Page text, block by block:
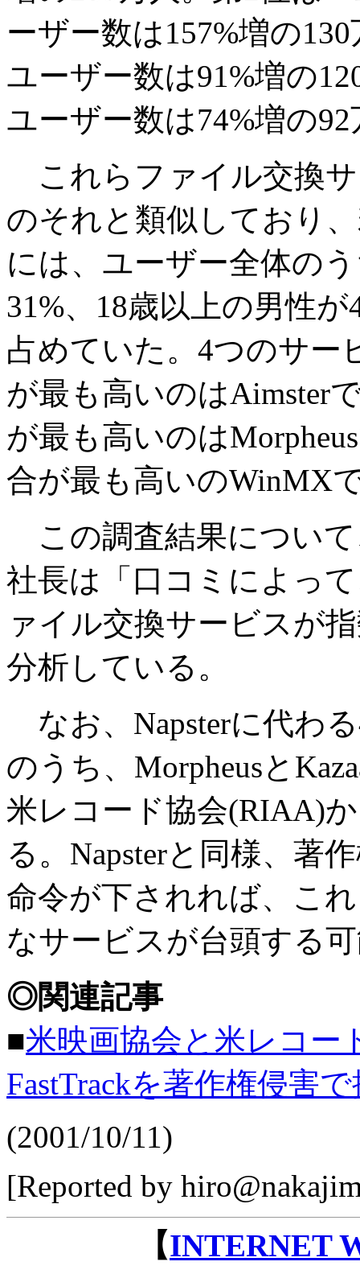
ーザー数は157%増の
ユーザー数は91%増の
ユーザー数は74%増の
これらファイル交換サ
のそれと類似しており
には、ユーザー全体の
31%、18歳以上の男性
占めていた。4つのサー
が最も高いのはAimster
が最も高いのは
合が最も高いのWinMX
この調査結果について
社長は「口コミによっ
ァイル交換サービスが
分析している。
なお、Napsterに代わ
のうち、Morpheusと
米レコード協会(RIAA)
る。Napsterと同様、著
命令が下されれば、こ
なサービスが台頭する
◎関連記事
■米映画協会と米レコー
FastTrackを著作権侵害
(2001/10/11)
[Reported by
【INTERNET